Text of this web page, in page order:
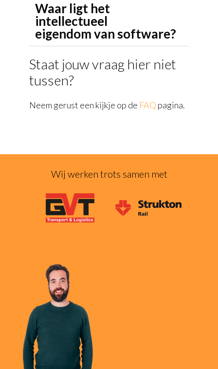
Waar ligt het
intellectueel
eigendom van software?
Staat jouw vraag hier niet
tussen?
Neem gerust een kijkje op de FAQ pagina.
Wij werken trots samen met